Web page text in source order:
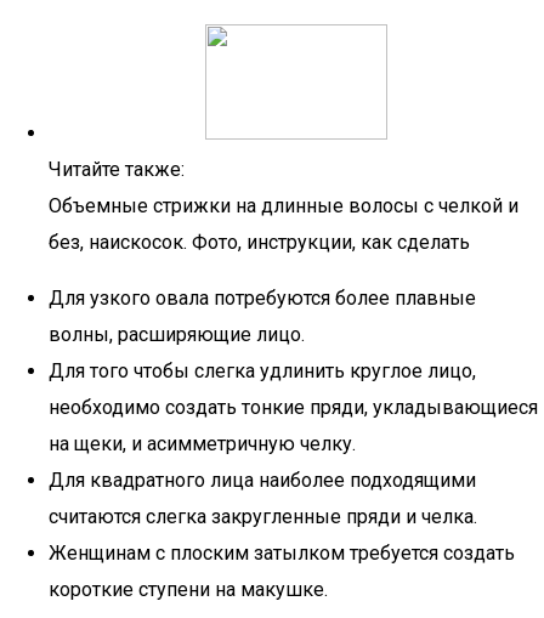
Читайте также:
Объемные стрижки на длинные волосы с челкой и
без, наискосок. Фото, инструкции, как сделать
Для узкого овала потребуются более плавные
волны, расширяющие лицо.
Для того чтобы слегка удлинить круглое лицо,
необходимо создать тонкие пряди, укладывающиеся
на щеки, и асимметричную челку.
Для квадратного лица наиболее подходящими
считаются слегка закругленные пряди и челка.
Женщинам с плоским затылком требуется создать
короткие ступени на макушке.